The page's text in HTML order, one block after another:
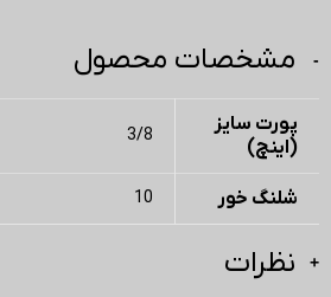
مشخصات محصول
پورت سایز
(اینچ)
3/8
شلنگ خور 10
نظرات